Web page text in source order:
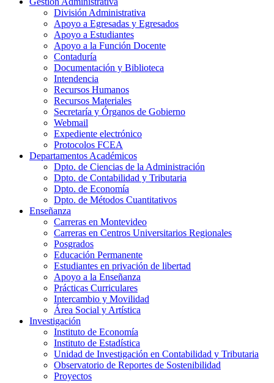
División Administrativa
Apoyo a Egresadas y Egresados
Apoyo a Estudiantes
Apoyo a la Función Docente
Contaduría
Documentación y Biblioteca
Intendencia
Recursos Humanos
Recursos Materiales
Secretaría y Órganos de Gobierno
Webmail
Expediente electrónico
Protocolos FCEA
Departamentos Académicos
Dpto. de Ciencias de la Administración
Dpto. de Contabilidad y Tributaria
Dpto. de Economía
Dpto. de Métodos Cuantitativos
Enseñanza
Carreras en Montevideo
Carreras en Centros Universitarios Regionales
Posgrados
Educación Permanente
Estudiantes en privación de libertad
Apoyo a la Enseñanza
Prácticas Curriculares
Intercambio y Movilidad
Área Social y Artística
Investigación
Instituto de Economía
Instituto de Estadística
Unidad de Investigación en Contabilidad y Tributaria
Observatorio de Reportes de Sostenibilidad
Proyectos